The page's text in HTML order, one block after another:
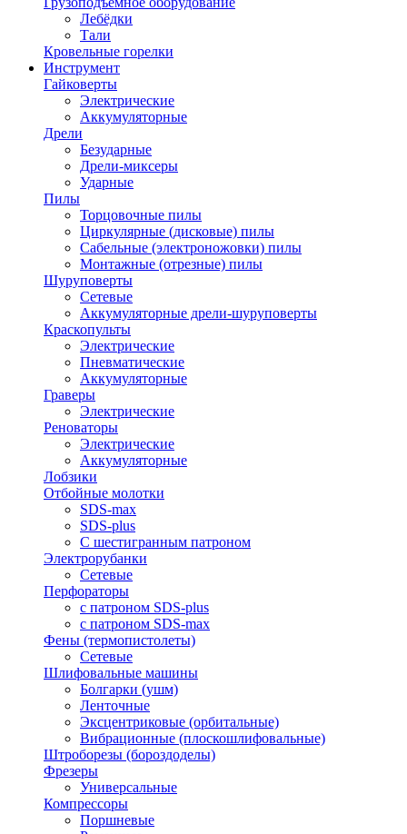
Лебёдки
Тали
Кровельные горелки
Инструмент
Гайковерты
Электрические
Аккумуляторные
Дрели
Безударные
Дрели-миксеры
Ударные
Пилы
Торцовочные пилы
Циркулярные (дисковые) пилы
Сабельные (электроножовки) пилы
Монтажные (отрезные) пилы
Шуруповерты
Сетевые
Аккумуляторные дрели-шуруповерты
Краскопульты
Электрические
Пневматические
Аккумуляторные
Граверы
Электрические
Реноваторы
Электрические
Аккумуляторные
Лобзики
Отбойные молотки
SDS-max
SDS-plus
С шестигранным патроном
Электрорубанки
Сетевые
Перфораторы
с патроном SDS-plus
с патроном SDS-max
Фены (термопистолеты)
Сетевые
Шлифовальные машины
Болгарки (ушм)
Ленточные
Эксцентриковые (орбитальные)
Вибрационные (плоскошлифовальные)
Штроборезы (бороздоделы)
Фрезеры
Универсальные
Компрессоры
Поршневые